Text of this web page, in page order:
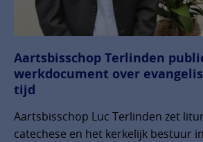
Aartsbisschop Terlinden
werkdocument over
tijd
Aartsbisschop Luc Terlinden zet
catechese en het kerkelijk bestuur